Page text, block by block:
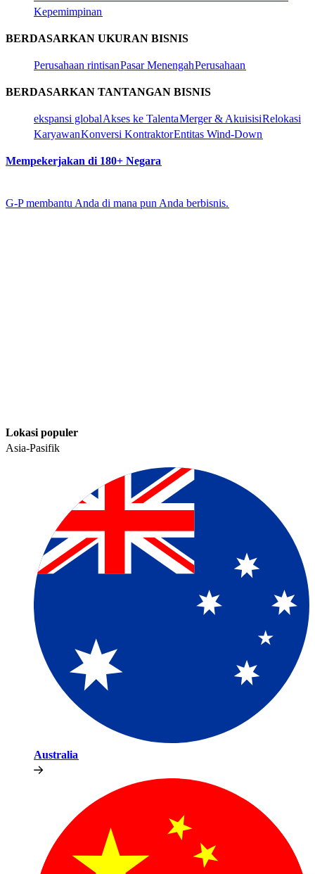
Kepemimpinan​​
BERDASARKAN UKURAN BISNIS​​
Perusahaan rintisan​​Pasar Menengah​​Perusahaan​​
BERDASARKAN TANTANGAN BISNIS​​
ekspansi global​​Akses ke Talenta​​Merger & Akuisisi​​Relokasi
Karyawan​​Konversi Kontraktor​​Entitas Wind-Down​​
Mempekerjakan di 180+ Negara​​
G-P membantu Anda di mana pun Anda berbisnis.​​
Lokasi populer​​
Asia-Pasifik​​
Australia​​